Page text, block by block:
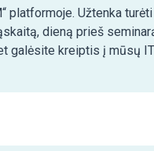
platformoje. Užtenka
dieną prieš
galėsite kreiptis į mūsų